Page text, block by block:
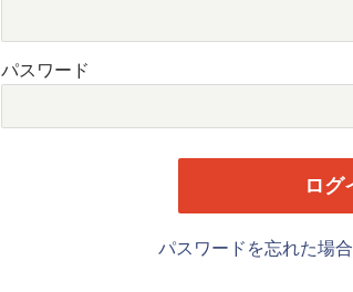
パスワード
パスワードを忘れた場合